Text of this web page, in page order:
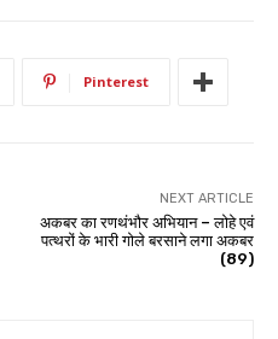
Pinterest
NEXT ARTICLE
अकबर का रणथंभौर अभियान – लोहे एवं
पत्थरों के भारी गोले बरसाने लगा अकबर
(89)